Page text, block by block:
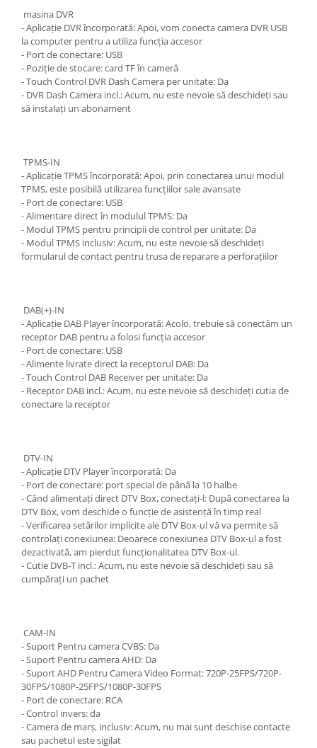
masina DVR
- Aplicație DVR încorporată: Apoi, vom conecta camera DVR USB
la computer pentru a utiliza funcția accesor
- Port de conectare: USB
- Poziție de stocare: card TF în cameră
- Touch Control DVR Dash Camera per unitate: Da
- DVR Dash Camera incl.: Acum, nu este nevoie să deschideți sau
să instalați un abonament
TPMS-IN
- Aplicație TPMS încorporată: Apoi, prin conectarea unui modul
TPMS, este posibilă utilizarea funcțiilor sale avansate
- Port de conectare: USB
- Alimentare direct în modulul TPMS: Da
- Modul TPMS pentru principii de control per unitate: Da
- Modul TPMS inclusiv: Acum, nu este nevoie să deschideți
formularul de contact pentru trusa de reparare a perforațiilor
DAB(+)-IN
- Aplicație DAB Player încorporată: Acolo, trebuie să conectăm un
receptor DAB pentru a folosi funcția accesor
- Port de conectare: USB
- Alimente livrate direct la receptorul DAB: Da
- Touch Control DAB Receiver per unitate: Da
- Receptor DAB incl.: Acum, nu este nevoie să deschideți cutia de
conectare la receptor
DTV-IN
- Aplicație DTV Player încorporată: Da
- Port de conectare: port special de până la 10 halbe
- Când alimentați direct DTV Box, conectați-l: După conectarea la
DTV Box, vom deschide o funcție de asistență în timp real
- Verificarea setărilor implicite ale DTV Box-ul vă va permite să
controlați conexiunea: Deoarece conexiunea DTV Box-ul a fost
dezactivată, am pierdut funcționalitatea DTV Box-ul.
- Cutie DVB-T incl.: Acum, nu este nevoie să deschideți sau să
cumpărați un pachet
CAM-IN
- Suport Pentru camera CVBS: Da
- Suport Pentru camera AHD: Da
- Suport AHD Pentru Camera Video Format: 720P-25FPS/720P-
30FPS/1080P-25FPS/1080P-30FPS
- Port de conectare: RCA
- Control invers: da
- Camera de marș, inclusiv: Acum, nu mai sunt deschise contacte
sau pachetul este sigilat